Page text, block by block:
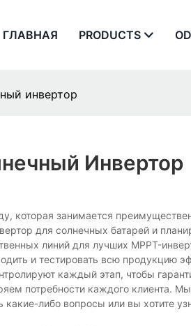
ГЛАВНАЯ PRODUCTS
инвертор
Инвертор
которая занимается
для солнечных батарей и
линий для лучших MPPT-
и тестировать всю
каждый этап, чтобы
потребности каждого клиента.
какие-либо вопросы или вы хотите